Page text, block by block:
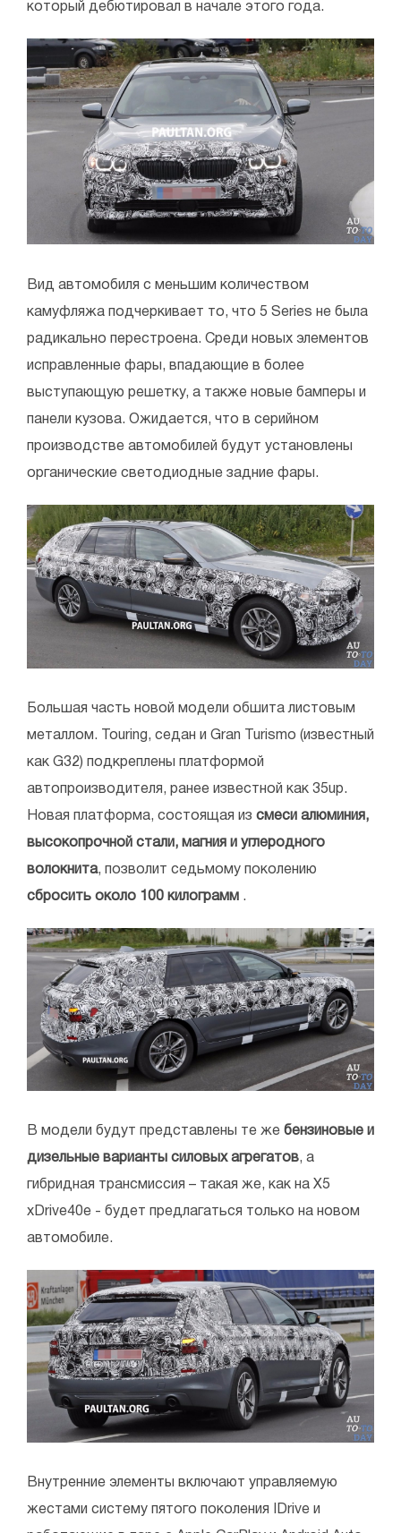
который дебютировал в начале этого года.
Вид автомобиля с меньшим количеством
камуфляжа подчеркивает то, что 5 Series не была
радикально перестроена. Среди новых элементов
исправленные фары, впадающие в более
выступающую решетку, а также новые бамперы и
панели кузова. Ожидается, что в серийном
производстве автомобилей будут установлены
органические светодиодные задние фары.
Большая часть новой модели обшита листовым
металлом. Touring, седан и Gran Turismo (известный
как G32) подкреплены платформой
автопроизводителя, ранее известной как 35up.
Новая платформа, состоящая из смеси алюминия,
высокопрочной стали, магния и углеродного
волокнита, позволит седьмому поколению
сбросить около 100 килограмм .
В модели будут представлены те же бензиновые и
дизельные варианты силовых агрегатов, а
гибридная трансмиссия – такая же, как на X5
xDrive40e - будет предлагаться только на новом
автомобиле.
Внутренние элементы включают управляемую
жестами систему пятого поколения IDrive и